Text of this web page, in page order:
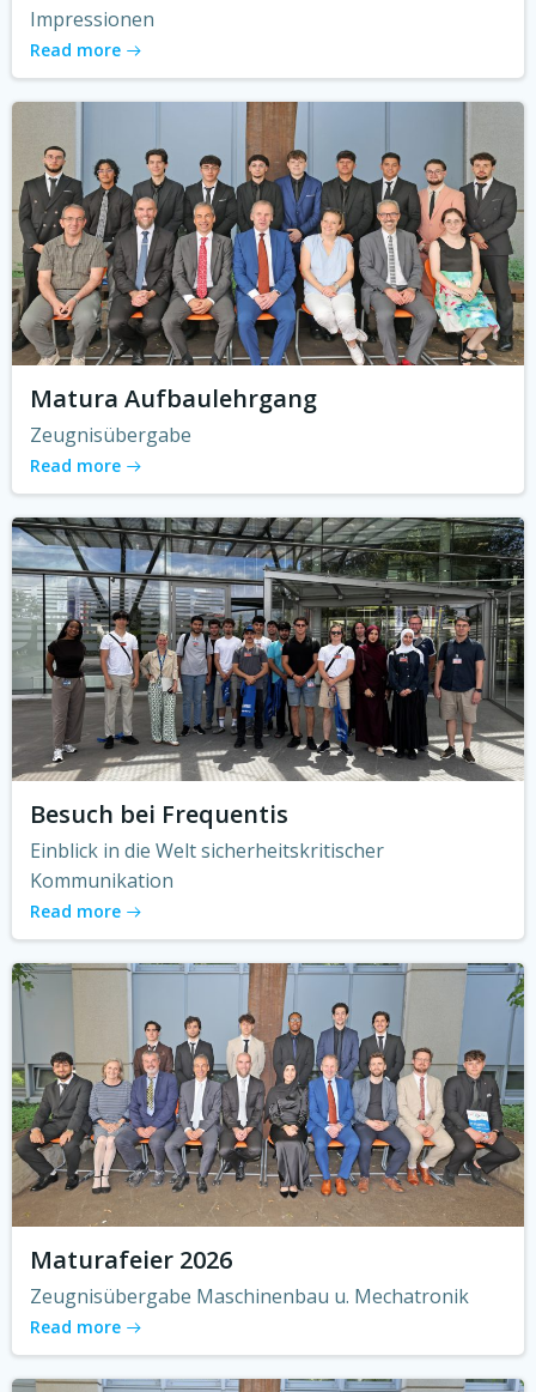
Impressionen
Read more
Matura Aufbaulehrgang
Zeugnisübergabe
Read more
Besuch bei Frequentis
Einblick in die Welt sicherheitskritischer
Kommunikation
Read more
Maturafeier 2026
Zeugnisübergabe Maschinenbau u. Mechatronik
Read more